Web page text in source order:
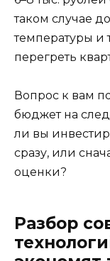
таком случае
температуры и
перегреть
Вопрос к вам
бюджет на
ли вы
сразу, или
оценки?
Разбор